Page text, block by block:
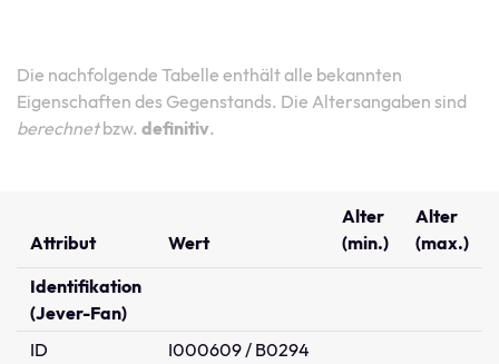
Die nachfolgende Tabelle enthält alle bekannten
Eigenschaften des Gegenstands. Die Altersangaben sind
berechnetbzw. definitiv.
Attribut Wert
Alter
(min.)
Alter
(max.)
Identifikation
(Jever-Fan)
ID
I000609 / B0294